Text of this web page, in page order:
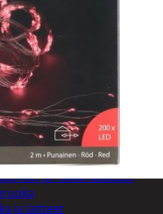
ja -astiat
ja ruokintalaudat
ja laitteet